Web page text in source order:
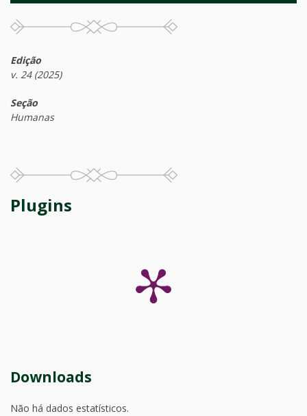
Edição
v. 24 (2025)
Seção
Humanas
Plugins
Downloads
Não há dados estatísticos.